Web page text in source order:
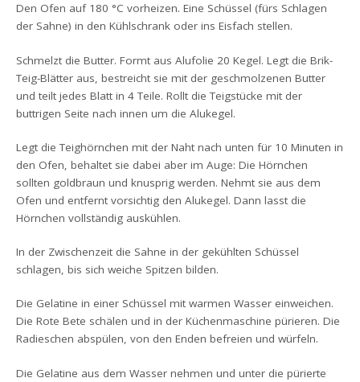
Den Ofen auf 180 °C vorheizen. Eine Schüssel (fürs Schlagen
der Sahne) in den Kühlschrank oder ins Eisfach stellen.
Schmelzt die Butter. Formt aus Alufolie 20 Kegel. Legt die Brik-
Teig-Blätter aus, bestreicht sie mit der geschmolzenen Butter
und teilt jedes Blatt in 4 Teile. Rollt die Teigstücke mit der
buttrigen Seite nach innen um die Alukegel.
Legt die Teighörnchen mit der Naht nach unten für 10 Minuten in
den Ofen, behaltet sie dabei aber im Auge: Die Hörnchen
sollten goldbraun und knusprig werden. Nehmt sie aus dem
Ofen und entfernt vorsichtig den Alukegel. Dann lasst die
Hörnchen vollständig auskühlen.
In der Zwischenzeit die Sahne in der gekühlten Schüssel
schlagen, bis sich weiche Spitzen bilden.
Die Gelatine in einer Schüssel mit warmen Wasser einweichen.
Die Rote Bete schälen und in der Küchenmaschine pürieren. Die
Radieschen abspülen, von den Enden befreien und würfeln.
Die Gelatine aus dem Wasser nehmen und unter die pürierte